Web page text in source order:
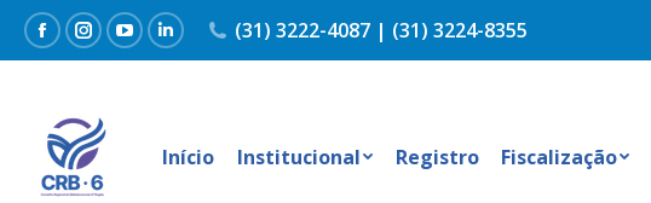
FacebookInstagram
YouTubeLinkedin
(31) 3222-4087 | (31) 3224-8355
Início Institucional Registro Fiscalização